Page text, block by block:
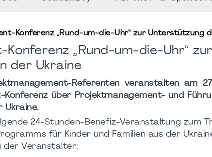
Konferenz „Rund-um-die-Uhr“ zur Unterstützung
„Rund-um-die-Uhr“
der Ukraine
Referenten veranstalten am
über Projektmanagement- und
Ukraine.
24-Stunden-Benefiz-Veranstaltung zum
für Kinder und Familien aus der
der Veranstalter: